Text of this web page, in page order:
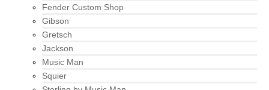
Fender Custom Shop
Gibson
Gretsch
Jackson
Music Man
Squier